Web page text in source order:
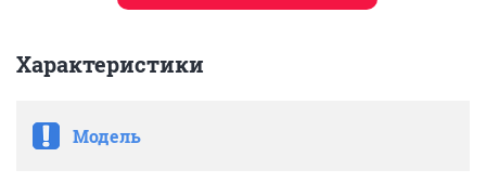
Характеристики
Модель